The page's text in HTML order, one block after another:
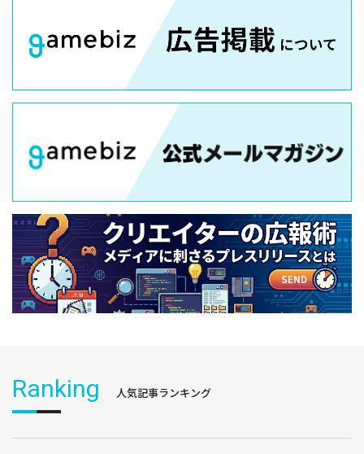
Ranking 人気記事ランキング